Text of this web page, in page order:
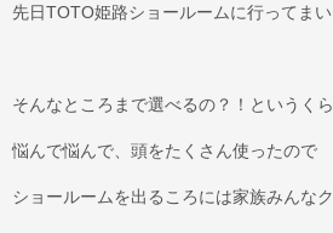
先日TOTO姫路ショールームに行ってまい
そんなところまで選べるの？！というく
悩んで悩んで、頭をたくさん使ったので
ショールームを出るころには家族みんなク